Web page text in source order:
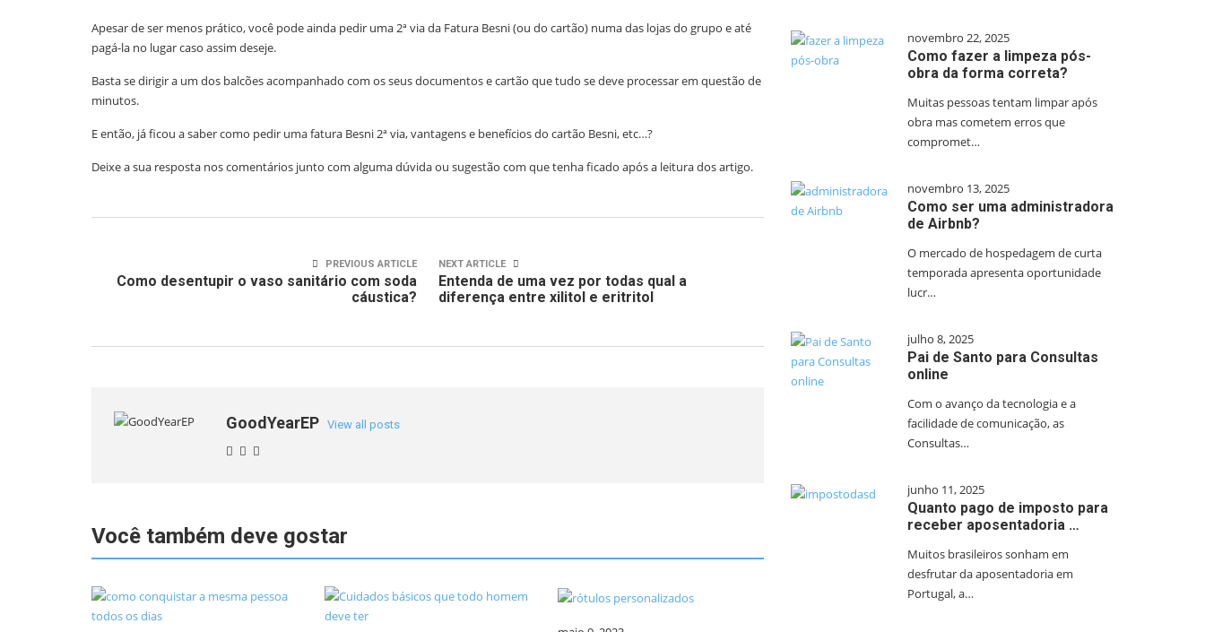
Apesar de ser menos prático, você pode ainda pedir uma 2ª via da Fatura Besni (ou do cartão) numa das lojas do grupo e até
pagá-la no lugar caso assim deseje.
Basta se dirigir a um dos balcões acompanhado com os seus documentos e cartão que tudo se deve processar em questão de
minutos.
E então, já ficou a saber como pedir uma fatura Besni 2ª via, vantagens e benefícios do cartão Besni, etc…?
Deixe a sua resposta nos comentários junto com alguma dúvida ou sugestão com que tenha ficado após a leitura dos artigo.
PREVIOUS ARTICLE
Como desentupir o vaso sanitário com soda
cáustica?
NEXT ARTICLE
Entenda de uma vez por todas qual a
diferença entre xilitol e eritritol
GoodYearEP View all posts
Você também deve gostar
novembro 22, 2025
Como fazer a limpeza pós-
obra da forma correta?
Muitas pessoas tentam limpar após
obra mas cometem erros que
compromet…
novembro 13, 2025
Como ser uma administradora
de Airbnb?
O mercado de hospedagem de curta
temporada apresenta oportunidade
lucr…
julho 8, 2025
Pai de Santo para Consultas
online
Com o avanço da tecnologia e a
facilidade de comunicação, as
Consultas…
junho 11, 2025
Quanto pago de imposto para
receber aposentadoria …
Muitos brasileiros sonham em
desfrutar da aposentadoria em
Portugal, a…